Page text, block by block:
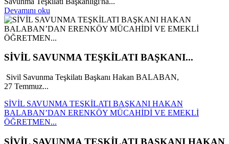
Devamını oku
SİVİL SAVUNMA TEŞKİLATI BAŞKANI...
Sivil Savunma Teşkilatı Başkanı Hakan BALABAN,
27 Temmuz...
SİVİL SAVUNMA TEŞKİLATI BAŞKANI HAKAN
BALABAN’DAN ERENKÖY MÜCAHİDİ VE EMEKLİ
ÖĞRETMEN...
SİVİL SAVUNMA TEŞKİLATI BAŞKANI HAKAN